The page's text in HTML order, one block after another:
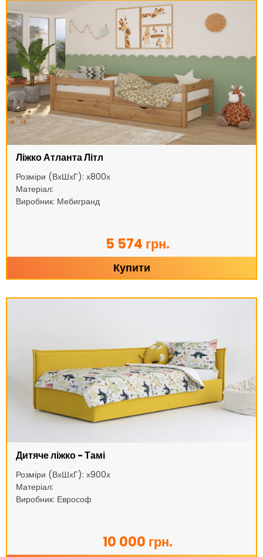
Ліжко Атланта Літл
Розміри (ВхШхГ): х800х
Матеріал:
Виробник: Мебигранд
5 574 грн.
Купити
Дитяче ліжко - Тамі
Розміри (ВхШхГ): х900х
Матеріал:
Виробник: Еврософ
10 000 грн.